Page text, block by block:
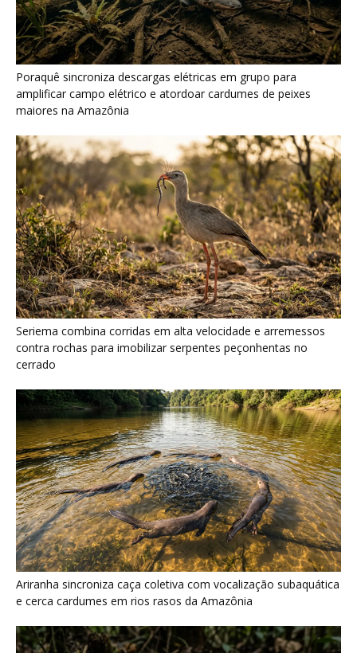
Poraquê sincroniza descargas elétricas em grupo para
amplificar campo elétrico e atordoar cardumes de peixes
maiores na Amazônia
Seriema combina corridas em alta velocidade e arremessos
contra rochas para imobilizar serpentes peçonhentas no
cerrado
Ariranha sincroniza caça coletiva com vocalização subaquática
e cerca cardumes em rios rasos da Amazônia